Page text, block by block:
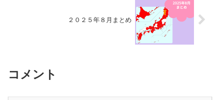
２０２５年８月まとめ
コメント